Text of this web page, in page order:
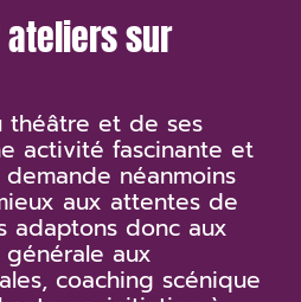
sur
théâtre et de ses
activité fascinante et
néanmoins
aux attentes de
adaptons donc aux
aux
coaching scénique